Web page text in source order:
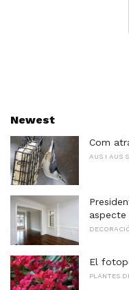
Newest
Com
AUS I AUS
El
PLANTES